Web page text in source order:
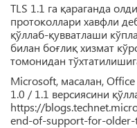
TLS 1.1 га қараганда
протоколлари хавфли
қўллаб-қувватлаши
билан боғлиқ хизмат
томонидан
Microsoft, масалан,
1.0 / 1.1 версиясини
https://
end-of-support-for-